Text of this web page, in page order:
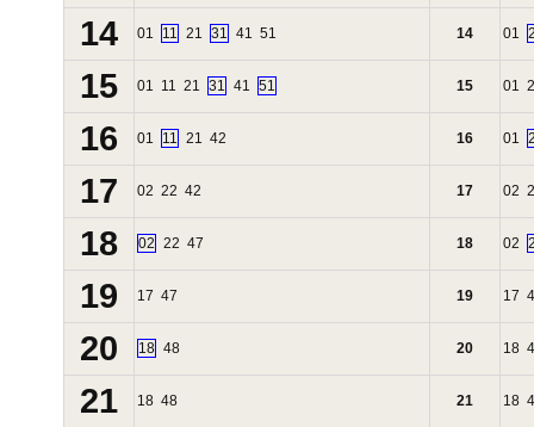
14 01 11 21 31 41 51 14 01
15 01 11 21 31 41 51 15 01
16 01 11 21 42 16 01
17 02 22 42 17 02
18 02 22 47 18 02
19 17 47 19 17
20 18 48 20 18
21 18 48 21 18